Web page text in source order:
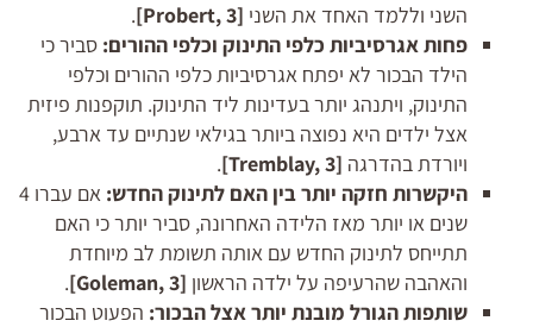
השני וללמד האחד את השני [
Probert, 3]
.
פחות אגרסיביות כלפי התינוק וכלפי ההורים: סביר כי
הילד הבכור לא יפתח אגרסיביות כלפי ההורים וכלפי
התינוק, ויתנהג יותר בעדינות ליד התינוק. תוקפנות פיזית
אצל ילדים היא נפוצה ביותר בגילאי שנתיים עד ארבע,
ויורדת בהדרגה [
Tremblay, 3]
.
היקשרות חזקה יותר בין האם לתינוק החדש:
אם עברו 4
שנים או יותר מאז הלידה האחרונה, סביר יותר כי האם
תתייחס לתינוק החדש עם אותה תשומת לב מיוחדת
והאהבה שהרעיפה על ילדה הראשון [
Goleman, 3]
.
שותפות הגורל מובנת יותר אצל הבכור: הפעוט הבכור